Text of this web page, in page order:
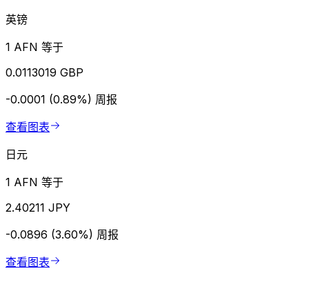
英镑
1 AFN 等于
0.0113019 GBP
-0.0001 (0.89%) 周报
查看图表
日元
1 AFN 等于
2.40211 JPY
-0.0896 (3.60%) 周报
查看图表